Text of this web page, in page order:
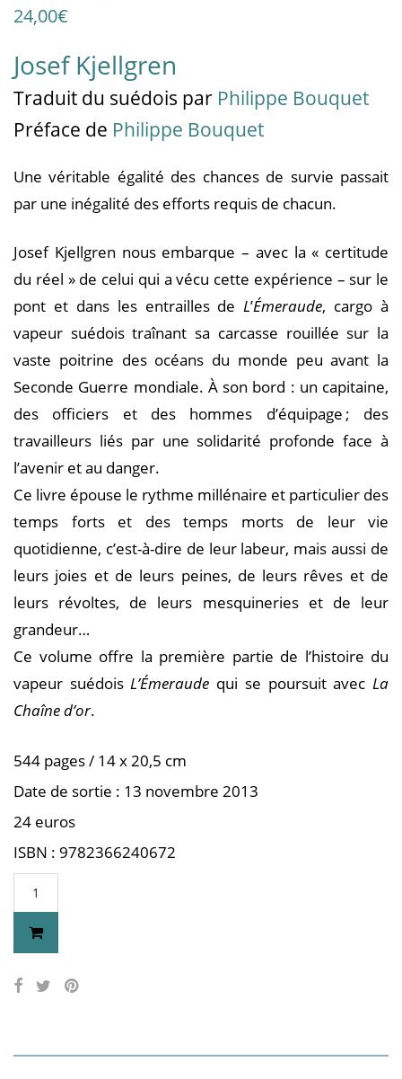
24,00€
Josef Kjellgren
Traduit du suédois par Philippe Bouquet
Préface de Philippe Bouquet
Une véritable égalité des chances de survie passait
par une inégalité des efforts requis de chacun.
Josef Kjellgren nous embarque – avec la « certitude
du réel » de celui qui a vécu cette expérience – sur le
pont et dans les entrailles deL’Émeraude, cargo à
vapeur suédois traînant sa carcasse rouillée sur la
vaste poitrine des océans du monde peu avant la
Seconde Guerre mondiale. À son bord : un capitaine,
des officiers et des hommes d’équipage ; des
travailleurs liés par une solidarité profonde face à
l’avenir et au danger.
Ce livre épouse le rythme millénaire et particulier des
temps forts et des temps morts de leur vie
quotidienne, c’est-à-dire de leur labeur, mais aussi de
leurs joies et de leurs peines, de leurs rêves et de
leurs révoltes, de leurs mesquineries et de leur
grandeur…
Ce volume offre la première partie de l’histoire du
vapeur suédoisL’Émeraude qui se poursuit avecLa
Chaîne d’or.
544 pages / 14 x 20,5 cm
Date de sortie : 13 novembre 2013
24 euros
ISBN : 9782366240672